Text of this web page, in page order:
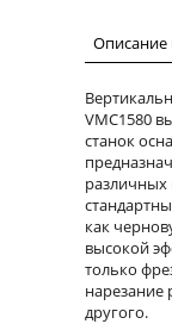
Описание
VMC1580
станок
различных
как
высокой
только
нарезание
другого.